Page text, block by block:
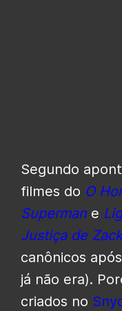
Segundo
filmes do O
Superman e
Justiça de
canônicos após
já não era).
criados no